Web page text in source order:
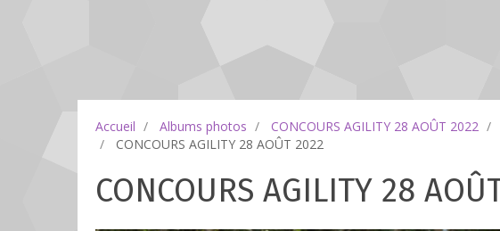
Accueil Albums photos CONCOURS AGILITY 28 AOÛT 2022
CONCOURS AGILITY 28 AOÛT 2022
CONCOURS AGILITY 28